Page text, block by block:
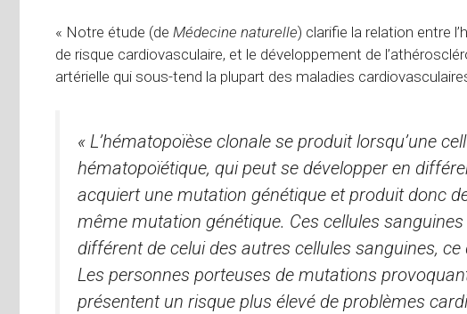
« Notre étude (de Médecine naturelle) clarifie la relation entre
de risque cardiovasculaire, et le développement de
artérielle qui sous-tend la plupart des maladies
« L’hématopoïèse clonale se produit lorsqu’une
hématopoïétique, qui peut se développer en
acquiert une mutation génétique et produit donc
même mutation génétique. Ces cellules
différent de celui des autres cellules sanguines,
Les personnes porteuses de mutations
présentent un risque plus élevé de problèmes